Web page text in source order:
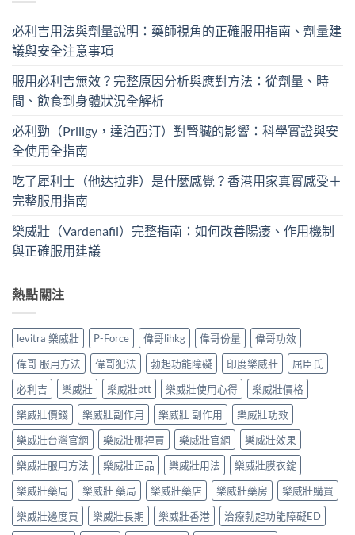
必利吉用法與劑量說明：藥師視角的正確服用指南、劑量建
議與安全注意事項
服用必利吉無效？完整原因分析與應對方法：從劑量、時
間、飲食到身體狀況全解析
必利勁（Priligy，達泊西汀）對腎臟的影響：科學實證與安
全使用全指南
吃了犀利士（他达拉非）是什麼感覺？香港用家真實感受＋
完整服用指南
樂威壯（Vardenafil）完整指南：如何改善陽痿、作用機制
與正確服用建議
熱點關注
levitra 樂威壯 P-Force 偉哥lihkg 偉哥份量
偉哥功效
偉哥 服用方法
偉哥犯法 勃起功能障礙 印度樂威壯
屈臣氏
必利吉
樂威壯 樂威壯ptt 樂威壯使用心得
樂威壯價格
樂威壯價錢
樂威壯副作用 樂威壯 副作用
樂威壯功效
樂威壯台灣官網
樂威壯哪裡買 樂威壯官網
樂威壯效果
樂威壯服用方法
樂威壯正品 樂威壯用法
樂威壯膜衣錠
樂威壯藥局
樂威壯 藥局 樂威壯藥店 樂威壯藥房
樂威壯購買
樂威壯邊度買
樂威壯長期 樂威壯香港 治療勃起功能障礙ED